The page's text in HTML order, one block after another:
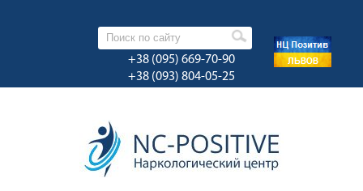
+38 (095) 669-70-90
+38 (093) 804-05-25